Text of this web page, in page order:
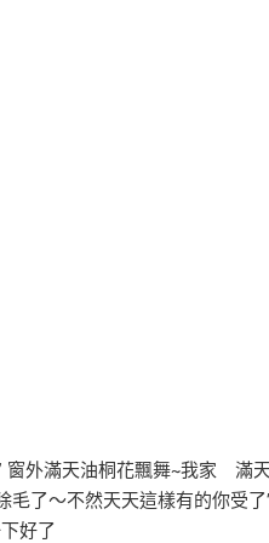
窗外滿天油桐花飄舞~我家 滿
了～不然天天這樣有的你受了
好了